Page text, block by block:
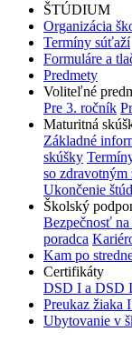
ŠTÚDIUM
Organizácia
Termíny súťaží
Formuláre a
Predmety
Voliteľné
Pre 3. ročník
Maturitná
Základné
skúšky
so
Ukončenie
Školský
Bezpečnosť na
poradca
Kam po
Certifikáty
DSD I a DSD
Preukaz žiaka
Ubytovanie v